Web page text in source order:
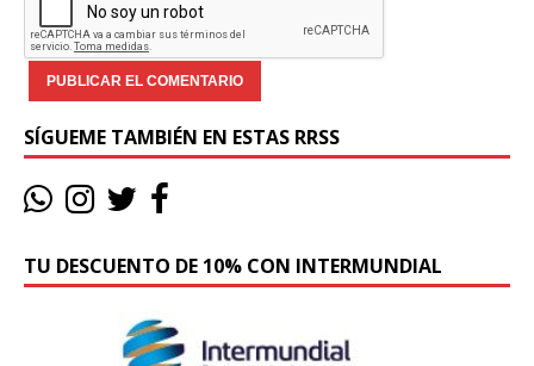
SÍGUEME TAMBIÉN EN ESTAS RRSS
TU DESCUENTO DE 10% CON INTERMUNDIAL